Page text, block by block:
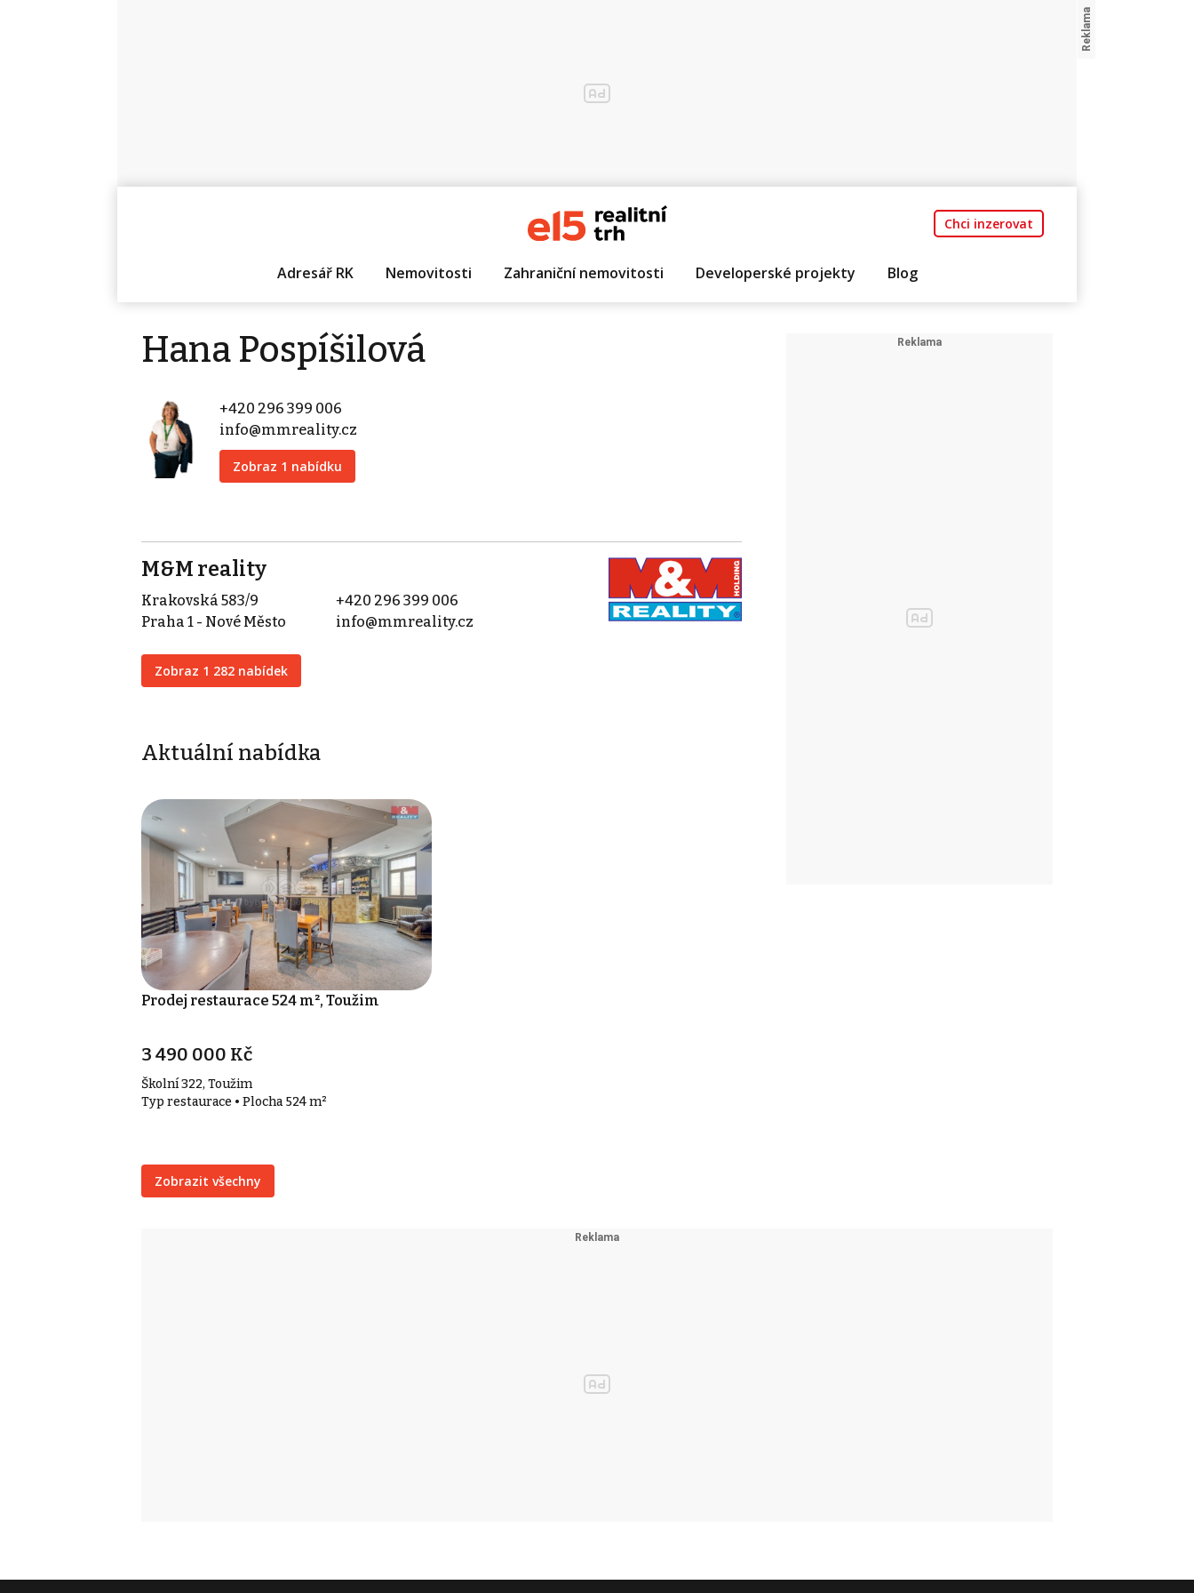
Chci inzerovat
Adresář RK Nemovitosti Zahraniční nemovitosti Developerské projekty Blog
Hana Pospíšilová
+420 296 399 006
info@mmreality.cz
Zobraz 1 nabídku
M&M reality
Krakovská 583/9
Praha 1 - Nové Město
Zobraz 1 282 nabídek
+420 296 399 006
info@mmreality.cz
Aktuální nabídka
Prodej restaurace 524 m², Toužim
3 490 000 Kč
Školní 322, Toužim
Typ restaurace • Plocha 524 m²
Zobrazit všechny